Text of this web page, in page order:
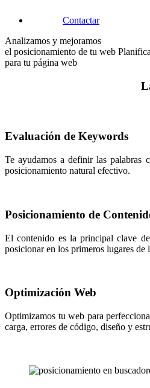
Contactar
Analizamos y mejoramos
el posicionamiento de tu web
para tu página web
Evaluación de Keywords
Te ayudamos a definir las palabras
posicionamiento natural efectivo.
Posicionamiento de
El contenido es la principal clave
posicionar en los primeros lugares de
Optimización Web
Optimizamos tu web para
carga, errores de código, diseño y